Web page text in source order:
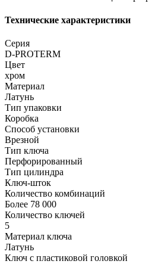
Технические характеристики
Серия
D-PROTERM
Цвет
хром
Материал
Латунь
Тип упаковки
Коробка
Способ установки
Врезной
Тип ключа
Перфорированный
Тип цилиндра
Ключ-шток
Количество комбинаций
Более 78 000
Количество ключей
5
Материал ключа
Латунь
Ключ с пластиковой головкой